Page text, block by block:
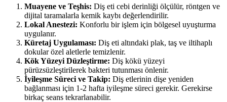
Muayene ve Teşhis: Diş eti cebi derinliği ölçülür, röntgen ve
dijital taramalarla kemik kaybı değerlendirilir.
Lokal Anestezi: Konforlu bir işlem için bölgesel uyuşturma
uygulanır.
Küretaj Uygulaması: Diş eti altındaki plak, taş ve iltihaplı
dokular özel aletlerle temizlenir.
Kök Yüzeyi Düzleştirme: Diş kökü yüzeyi
pürüzsüzleştirilerek bakteri tutunması önlenir.
İyileşme Süreci ve Takip: Diş etlerinin dişe yeniden
bağlanması için 1-2 hafta iyileşme süreci gerekir. Gerekirse
birkaç seans tekrarlanabilir.